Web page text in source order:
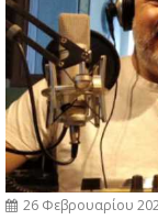
26 Φεβρουαρίου